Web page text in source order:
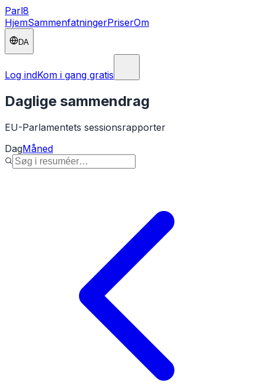
Parl8
HjemSammenfatningerPriserOm
DA
Log indKom i gang gratis
Daglige sammendrag
EU-Parlamentets sessionsrapporter
DagMåned